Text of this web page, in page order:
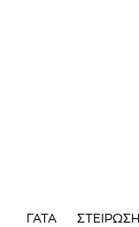
ΓΑΤΑ ΣΤΕΙΡΩΣΗ